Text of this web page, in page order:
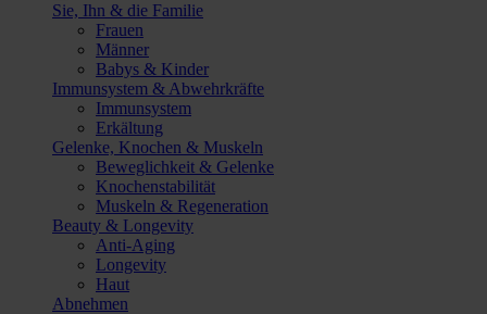
Sie, Ihn & die Familie
Frauen
Männer
Babys & Kinder
Immunsystem & Abwehrkräfte
Immunsystem
Erkältung
Gelenke, Knochen & Muskeln
Beweglichkeit & Gelenke
Knochenstabilität
Muskeln & Regeneration
Beauty & Longevity
Anti-Aging
Longevity
Haut
Abnehmen